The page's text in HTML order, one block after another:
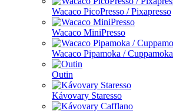
Wacaco PicoPresso / Pixapresso
Wacaco MiniPresso
Wacaco Pipamoka / Cuppamoka
Outin
Kávovary Staresso